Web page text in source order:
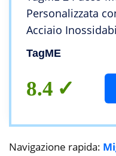
Personalizzata
Acciaio
Animali con
e Indirizzo, Rosa
TagME
8.4
Navigazione rapida: